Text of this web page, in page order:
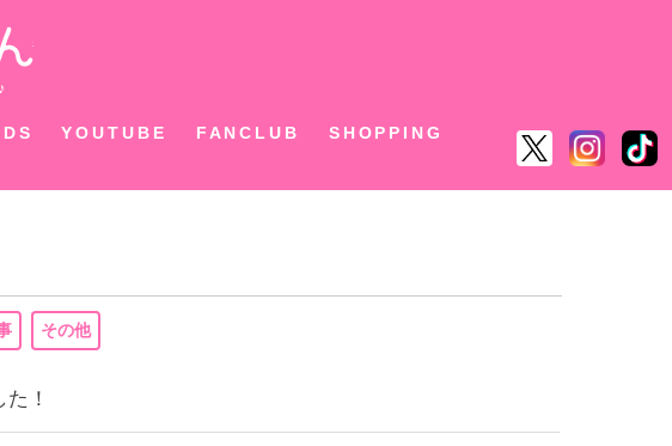
ハラミちゃん
YOUTUBE FANCLUB
SHOPPING
その他
！